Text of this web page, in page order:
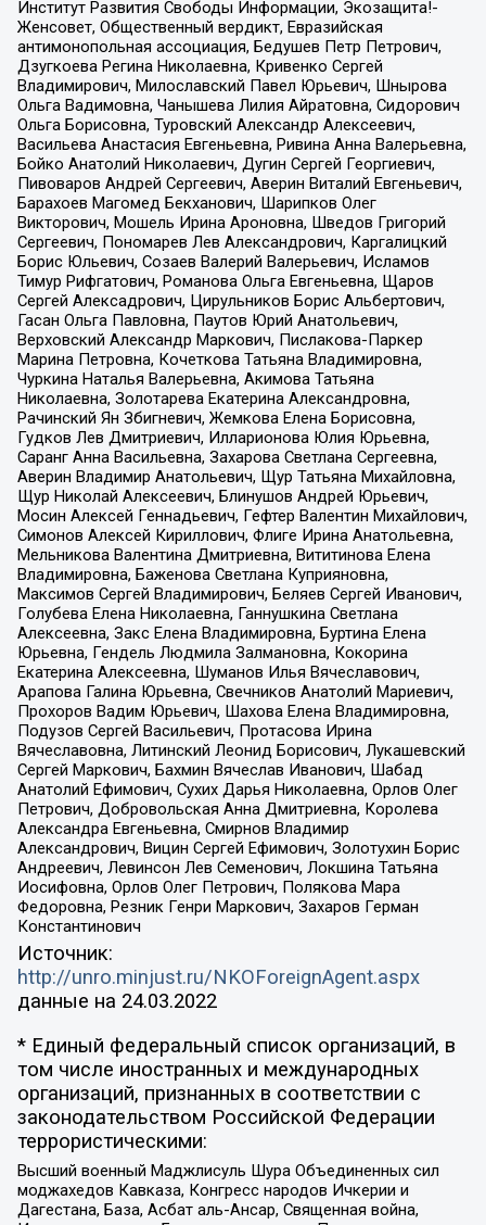
Институт Развития Свободы Информации, Экозащита!-
Женсовет, Общественный вердикт, Евразийская
антимонопольная ассоциация, Бедушев Петр Петрович,
Дзугкоева Регина Николаевна, Кривенко Сергей
Владимирович, Милославский Павел Юрьевич, Шнырова
Ольга Вадимовна, Чанышева Лилия Айратовна, Сидорович
Ольга Борисовна, Туровский Александр Алексеевич,
Васильева Анастасия Евгеньевна, Ривина Анна Валерьевна,
Бойко Анатолий Николаевич, Дугин Сергей Георгиевич,
Пивоваров Андрей Сергеевич, Аверин Виталий Евгеньевич,
Барахоев Магомед Бекханович, Шарипков Олег
Викторович, Мошель Ирина Ароновна, Шведов Григорий
Сергеевич, Пономарев Лев Александрович, Каргалицкий
Борис Юльевич, Созаев Валерий Валерьевич, Исламов
Тимур Рифгатович, Романова Ольга Евгеньевна, Щаров
Сергей Алексадрович, Цирульников Борис Альбертович,
Гасан Ольга Павловна, Паутов Юрий Анатольевич,
Верховский Александр Маркович, Пислакова-Паркер
Марина Петровна, Кочеткова Татьяна Владимировна,
Чуркина Наталья Валерьевна, Акимова Татьяна
Николаевна, Золотарева Екатерина Александровна,
Рачинский Ян Збигневич, Жемкова Елена Борисовна,
Гудков Лев Дмитриевич, Илларионова Юлия Юрьевна,
Саранг Анна Васильевна, Захарова Светлана Сергеевна,
Аверин Владимир Анатольевич, Щур Татьяна Михайловна,
Щур Николай Алексеевич, Блинушов Андрей Юрьевич,
Мосин Алексей Геннадьевич, Гефтер Валентин Михайлович,
Симонов Алексей Кириллович, Флиге Ирина Анатольевна,
Мельникова Валентина Дмитриевна, Вититинова Елена
Владимировна, Баженова Светлана Куприяновна,
Максимов Сергей Владимирович, Беляев Сергей Иванович,
Голубева Елена Николаевна, Ганнушкина Светлана
Алексеевна, Закс Елена Владимировна, Буртина Елена
Юрьевна, Гендель Людмила Залмановна, Кокорина
Екатерина Алексеевна, Шуманов Илья Вячеславович,
Арапова Галина Юрьевна, Свечников Анатолий Мариевич,
Прохоров Вадим Юрьевич, Шахова Елена Владимировна,
Подузов Сергей Васильевич, Протасова Ирина
Вячеславовна, Литинский Леонид Борисович, Лукашевский
Сергей Маркович, Бахмин Вячеслав Иванович, Шабад
Анатолий Ефимович, Сухих Дарья Николаевна, Орлов Олег
Петрович, Добровольская Анна Дмитриевна, Королева
Александра Евгеньевна, Смирнов Владимир
Александрович, Вицин Сергей Ефимович, Золотухин Борис
Андреевич, Левинсон Лев Семенович, Локшина Татьяна
Иосифовна, Орлов Олег Петрович, Полякова Мара
Федоровна, Резник Генри Маркович, Захаров Герман
Константинович
Источник:
http://unro.minjust.ru/NKOForeignAgent.aspx
данные на 24.03.2022
* Единый федеральный список организаций, в
том числе иностранных и международных
организаций, признанных в соответствии с
законодательством Российской Федерации
террористическими:
Высший военный Маджлисуль Шура Объединенных сил
моджахедов Кавказа, Конгресс народов Ичкерии и
Дагестана, База, Асбат аль-Ансар, Священная война,